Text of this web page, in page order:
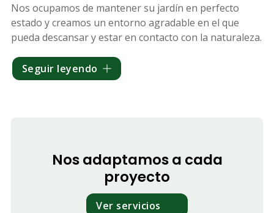
Nos ocupamos de mantener su jardín en perfecto
estado y creamos un entorno agradable en el que
pueda descansar y estar en contacto con la naturaleza.
Contamos con un equipo de profesionales con amplia
experiencia en lalimpieza y mantenimiento de todo
proporcionándole toda la información necesaria sobre
sus características y cuidados.
Seguir leyendo
Nos adaptamos a cada
proyecto
Ver servicios